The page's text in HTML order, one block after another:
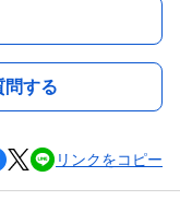
問する
リンクをコピー